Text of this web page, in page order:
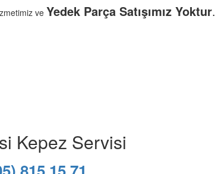
ve Yedek Parça Satışımız Yoktur.
Kepez Servisi